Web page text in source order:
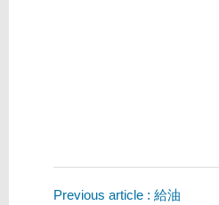
Previous article : 給油